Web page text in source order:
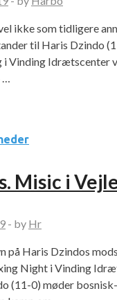
ikke som tidligere
til Haris Dzindo
Vinding Idrætscenter
…
Misic i
- by Hr
på Haris Dzindos
Night i Vinding
(11-0) møder